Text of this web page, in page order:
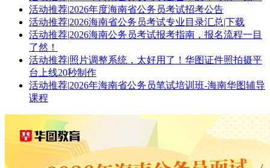
活动推荐|2026年度海南省公务员考试招考公告
活动推荐|2026海南省公务员考试专业目录汇总|下载
活动推荐|2026海南公务员考试报考指南，报名流程一目
了然！
活动推荐|照片调整系统，太好用了！华图证件照拍摄平
台上线20秒制作
活动推荐|2026年海南省公务员笔试培训班-海南华图辅导
课程